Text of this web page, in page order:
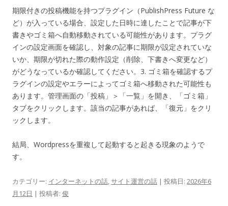
期限付きの投稿機能を持つプラグイン（PublishPress Future な
ど）が入っている場合、設定した日時に達したことで記事が下
書きやゴミ箱へ自動移動されている可能性があります。プラグ
インの設定画面を確認し、対象の記事に期限が設定されていな
いか、期限が切れた際の動作設定（削除、下書きへ変更など）
がどうなっているか確認してください。3. ゴミ箱を確認するプ
ラグインの設定やエラーによってゴミ箱へ移動された可能性も
あります。管理画面の「投稿」＞「一覧」を開き、「ゴミ箱」
タブをクリックします。該当の記事があれば、「復元」をクリ
ックします。
結局、Wordpressを重複して起動すると起きる現象のようで
す。
カテゴリー: インターネットの話,サイト運営の話 | 投稿日: 2026年6
月12日 | 投稿者: 俊